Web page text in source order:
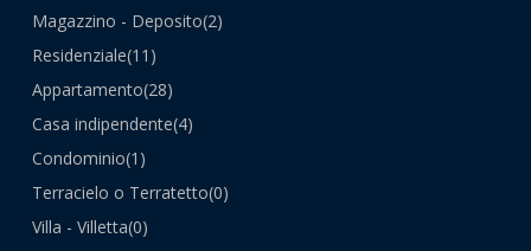
Magazzino - Deposito(2)
Residenziale(11)
Appartamento(28)
Casa indipendente(4)
Condominio(1)
Terracielo o Terratetto(0)
Villa - Villetta(0)